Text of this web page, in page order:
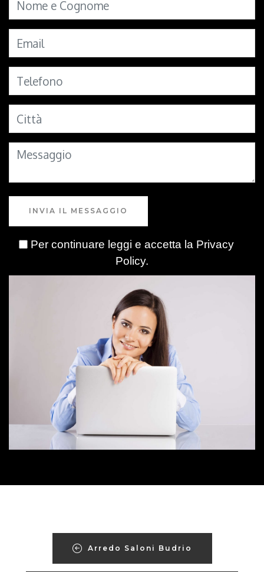
INVIA IL MESSAGGIO
Per continuare leggi e accetta la Privacy
Policy.
Arredo Saloni Budrio